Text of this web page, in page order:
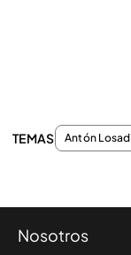
TEMAS Antón
Nosotros